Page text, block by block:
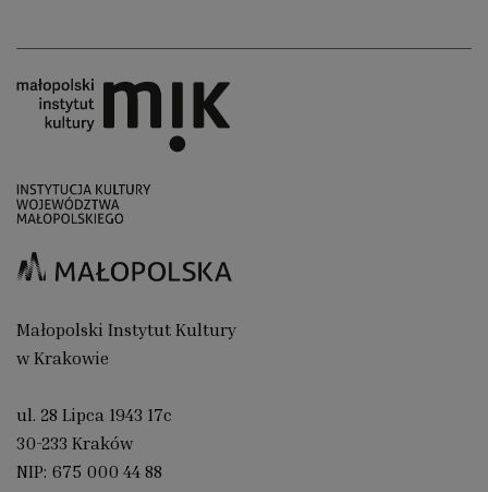
Małopolski Instytut Kultury
w Krakowie
ul. 28 Lipca 1943 17c
30-233 Kraków
NIP: 675 000 44 88